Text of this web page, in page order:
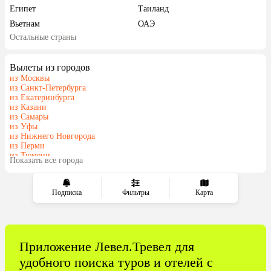
Подписка Фильтры Карта
Египет
Таиланд
Вьетнам
ОАЭ
Беларусь
Израиль
Венгрия
Остальные страны
Вылеты из городов
из Москвы
из Санкт-Петербурга
из Екатеринбурга
из Казани
из Самары
из Уфы
из Нижнего Новгорода
из Перми
из Тюмени
из Челябинска
Показать все города
Приложение Левел.Тревел для
удобного поиска туров и отелей с